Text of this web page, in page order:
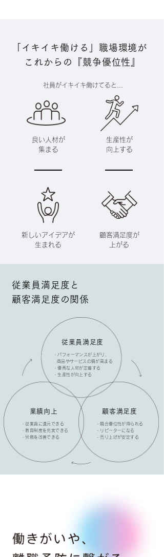
「イキイキ働ける」職場環境が
これからの『競争優位性』
良い人材が
集まる
新しいアイデアが
生まれる
生産性が
​向上する
顧客満足度が
上がる
社員がイキイキ働けてると...
従業員満足度と
顧客満足度の関係
従業員満足 度
・パフォーマンスが上がり、
商品やサービスの質が高まる
・優秀な人材が定着する
・生産性が向上する
業績向上
・従業員に還元できる
・教育制度を充実できる
・労務を改善できる
顧客満足 度
・競合優位性が得られる
・リピーターになる
・売り上げが安定する